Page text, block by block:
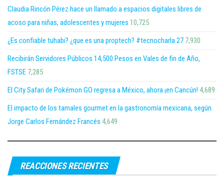
Claudia Rincón Pérez hace un llamado a espacios digitales libres de
acoso para niñas, adolescentes y mujeres 10,725
¿Es confiable tuhabi? ¿que es una proptech? #tecnocharla 27 7,930
Recibirán Servidores Públicos 14,500 Pesos en Vales de fin de Año,
FSTSE 7,285
El City Safari de Pokémon GO regresa a México, ahora ¡en Cancún! 4,689
El impacto de los tamales gourmet en la gastronomía mexicana, según
Jorge Carlos Fernández Francés 4,649
REACCIONES RECIENTES